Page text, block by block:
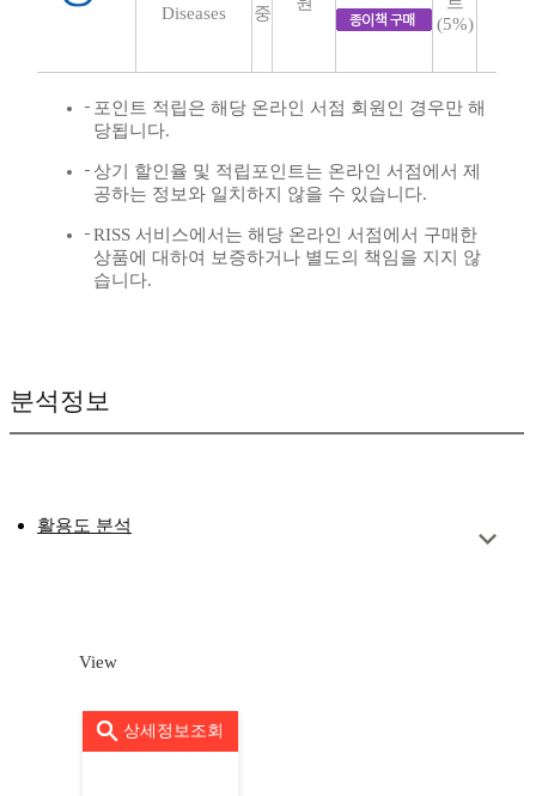
Diseases
중
(5%)
포인트 적립은 해당 온라인 서점 회원인 경우만 해
당됩니다.
상기 할인율 및 적립포인트는 온라인 서점에서 제
공하는 정보와 일치하지 않을 수 있습니다.
RISS 서비스에서는 해당 온라인 서점에서 구매한
상품에 대하여 보증하거나 별도의 책임을 지지 않
습니다.
분석정보
활용도 분석
View
상세정보조회